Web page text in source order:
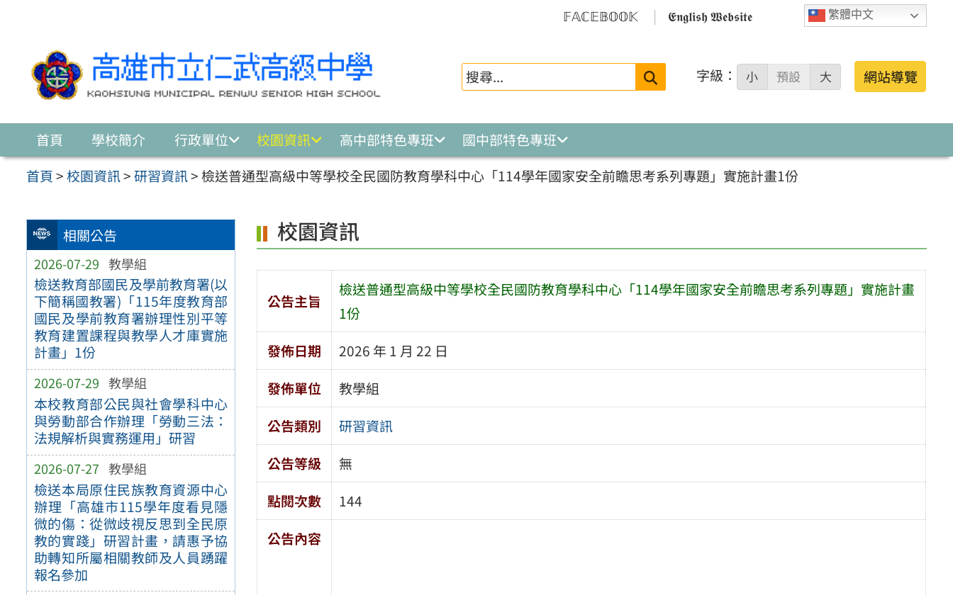
繁體中文
𝔽𝔸ℂ𝔼𝔹𝕆𝕆𝕂 𝕰𝖓𝖌𝖑𝖎𝖘𝖍 𝖂𝖊𝖇𝖘𝖎𝖙𝖊
搜
字級： 小 預設 大 網站導覽
首頁 學校簡介 行政單位 校園資訊 高中部特色專班
國中部特色專班
首頁>校園資訊>研習資訊> 檢送普通型高級中等學校全民國防教育學科中心「114學年國家安全前瞻思考系列專題」實施計畫1份
相關公告
2026-07-29 教學組
檢送教育部國民及學前教育署(以
下簡稱國教署)「115年度教育部
國民及學前教育署辦理性別平等
教育建置課程與教學人才庫實施
計畫」1份
2026-07-29 教學組
本校教育部公民與社會學科中心
與勞動部合作辦理「勞動三法：
法規解析與實務運用」研習
2026-07-27 教學組
檢送本局原住民族教育資源中心
辦理「高雄市115學年度看見隱
微的傷：從微歧視反思到全民原
教的實踐」研習計畫，請惠予協
助轉知所屬相關教師及人員踴躍
報名參加
校園資訊
公告主旨
檢送普通型高級中等學校全民國防教育學科中心「114學年國家安全前瞻思考系列專題」實施計畫
1份
發佈日期
2026 年 1 月 22 日
發佈單位
教學組
公告類別
研習資訊
公告等級
無
點閱次數
144
公告內容